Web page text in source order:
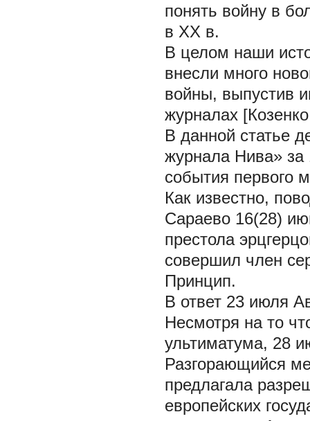
понять войну в
в XX в.
В целом наши
внесли много
войны, выпустив
журналах
В данной статье
журнала Нива» за
события первого
Как известно,
Сараево 16(28)
престола
совершил член
Принцип.
В ответ 23 июля
Несмотря на то
ультиматума, 28
Разгорающийся
предлагала
европейских